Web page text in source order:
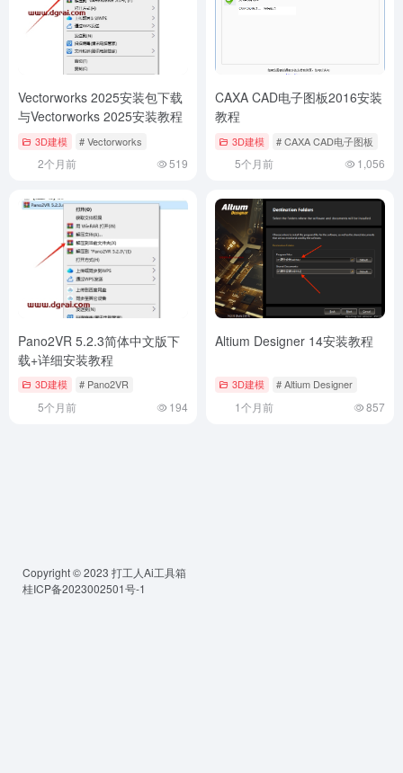
Vectorworks 2025安装包下载
与Vectorworks 2025安装教程
3D建模 # Vectorworks
2个月前 519
CAXA CAD电子图板2016安装
教程
3D建模 # CAXA CAD电子图板
5个月前 1,056
Pano2VR 5.2.3简体中文版下
载+详细安装教程
3D建模 # Pano2VR
5个月前 194
Altium Designer 14安装教程
3D建模 # Altium Designer
1个月前 857
Copyright © 2023 打工人Ai工具箱
桂ICP备2023002501号-1